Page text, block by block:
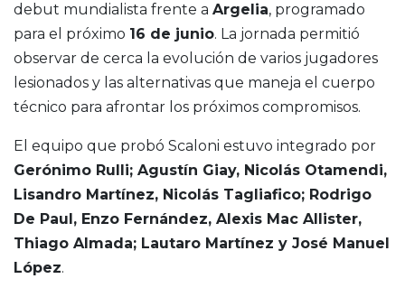
debut mundialista frente a Argelia, programado
para el próximo 16 de junio. La jornada permitió
observar de cerca la evolución de varios jugadores
lesionados y las alternativas que maneja el cuerpo
técnico para afrontar los próximos compromisos.
El equipo que probó Scaloni estuvo integrado por
Gerónimo Rulli; Agustín Giay, Nicolás Otamendi,
Lisandro Martínez, Nicolás Tagliafico; Rodrigo
De Paul, Enzo Fernández, Alexis Mac Allister,
Thiago Almada; Lautaro Martínez y José Manuel
López.